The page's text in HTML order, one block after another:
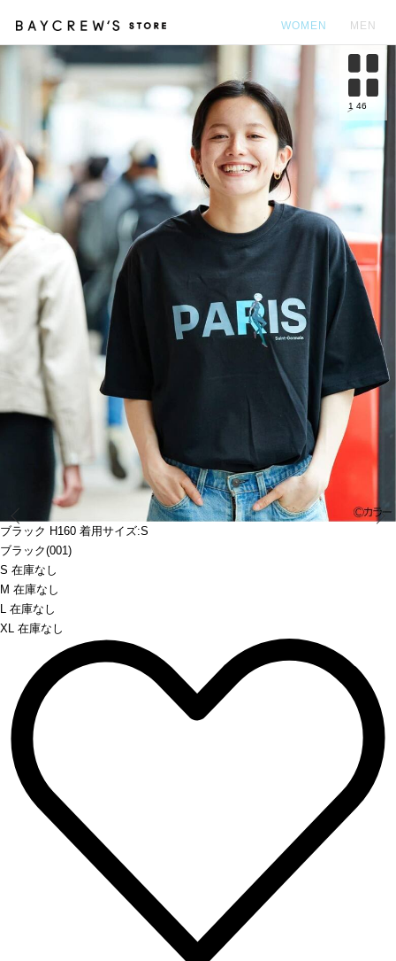
WOMEN MEN
ブラック H160 着用サイズ:S
ブラック(001)
S 在庫なし
M 在庫なし
L 在庫なし
XL 在庫なし
Prev
1 46